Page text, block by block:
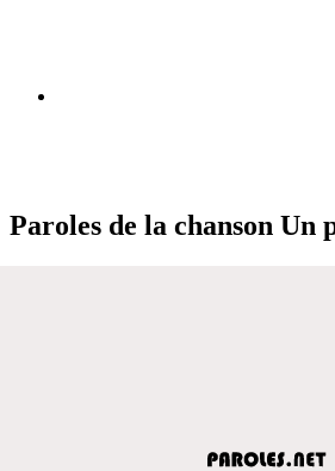
Paroles de la chanson Un